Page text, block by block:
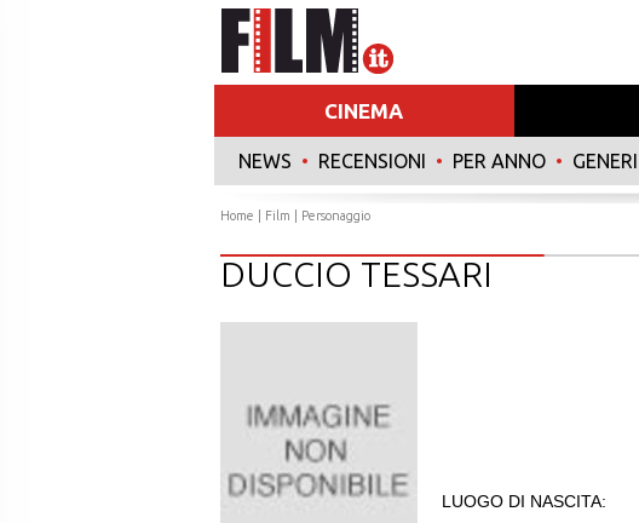
CINEMA
NEWS • RECENSIONI • PER ANNO • GENERI
Home Film | Personaggio
DUCCIO TESSARI
LUOGO DI NASCITA: